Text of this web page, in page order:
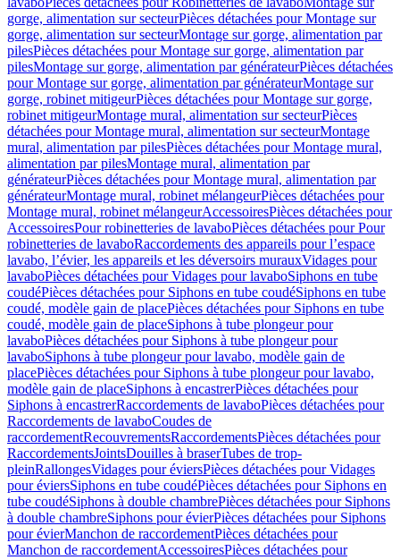
gorge, alimentation sur secteurPièces détachées pour Montage sur
gorge, alimentation sur secteurMontage sur gorge, alimentation par
pilesPièces détachées pour Montage sur gorge, alimentation par
pilesMontage sur gorge, alimentation par générateurPièces détachées
pour Montage sur gorge, alimentation par générateurMontage sur
gorge, robinet mitigeurPièces détachées pour Montage sur gorge,
robinet mitigeurMontage mural, alimentation sur secteurPièces
détachées pour Montage mural, alimentation sur secteurMontage
mural, alimentation par pilesPièces détachées pour Montage mural,
alimentation par pilesMontage mural, alimentation par
générateurPièces détachées pour Montage mural, alimentation par
générateurMontage mural, robinet mélangeurPièces détachées pour
Montage mural, robinet mélangeurAccessoiresPièces détachées pour
AccessoiresPour robinetteries de lavaboPièces détachées pour Pour
robinetteries de lavaboRaccordements des appareils pour l’espace
lavabo, l’évier, les appareils et les déversoirs murauxVidages pour
lavaboPièces détachées pour Vidages pour lavaboSiphons en tube
coudéPièces détachées pour Siphons en tube coudéSiphons en tube
coudé, modèle gain de placePièces détachées pour Siphons en tube
coudé, modèle gain de placeSiphons à tube plongeur pour
lavaboPièces détachées pour Siphons à tube plongeur pour
lavaboSiphons à tube plongeur pour lavabo, modèle gain de
placePièces détachées pour Siphons à tube plongeur pour lavabo,
modèle gain de placeSiphons à encastrerPièces détachées pour
Siphons à encastrerRaccordements de lavaboPièces détachées pour
Raccordements de lavaboCoudes de
raccordementRecouvrementsRaccordementsPièces détachées pour
RaccordementsJointsDouilles à braserTubes de trop-
pleinRallongesVidages pour éviersPièces détachées pour Vidages
pour éviersSiphons en tube coudéPièces détachées pour Siphons en
tube coudéSiphons à double chambrePièces détachées pour Siphons
à double chambreSiphons pour évierPièces détachées pour Siphons
pour évierManchon de raccordementPièces détachées pour
Manchon de raccordementAccessoiresPièces détachées pour